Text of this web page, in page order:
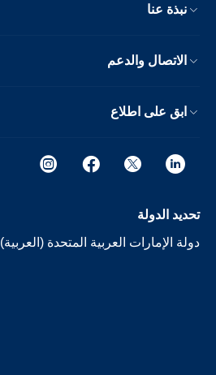
نبذة عنا
الاتصال والدعم
ابق على اطلاع
تحديد الدولة
دولة الإمارات العربية المتحدة (العربية)